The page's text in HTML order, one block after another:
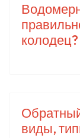
колодец?
виды,